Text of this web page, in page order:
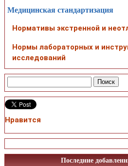
Медицинская стандартизация
Нормативы экстренной и
Нормы лабораторных и
исследований
Нравится
Последние